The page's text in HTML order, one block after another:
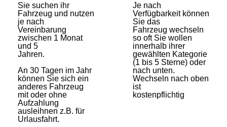
Sie suchen ihr
Fahrzeug und nutzen
je nach
Vereinbarung
zwischen 1 Monat
und 5
Jahren.
An 30 Tagen im Jahr
können Sie sich ein
anderes Fahrzeug
mit oder ohne
Aufzahlung
ausleihnen z.B. für
Urlausfahrt.
Je nach
Verfügbarkeit können
Sie das
Fahrzeug wechseln
so oft Sie wollen
innerhalb ihrer
gewählten Kategorie
(1 bis 5 Sterne) oder
nach unten.
Wechseln nach oben
ist
kostenpflichtig